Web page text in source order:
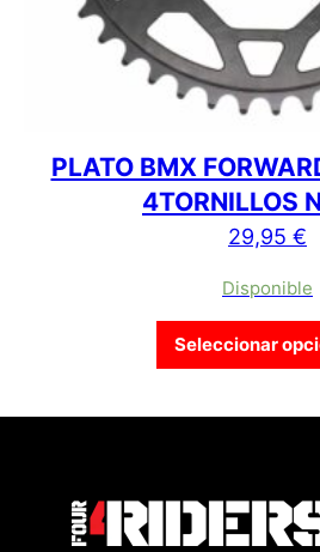
PLATO BMX
4TORNILLOS
29,95 €
Disponible
Seleccionar